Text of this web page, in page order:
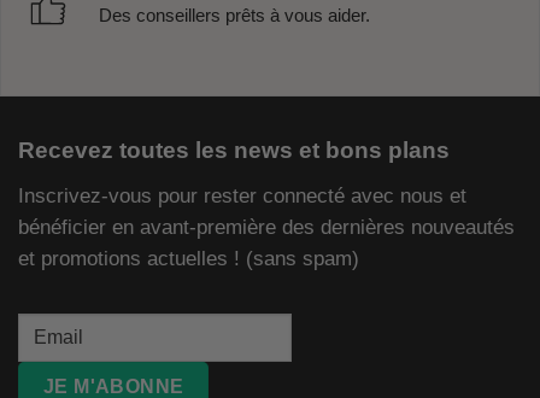
Des conseillers prêts à vous aider.
Recevez toutes les news et bons plans
Inscrivez-vous pour rester connecté avec nous et
bénéficier en avant-première des dernières nouveautés
et promotions actuelles ! (sans spam)
JE M'ABONNE